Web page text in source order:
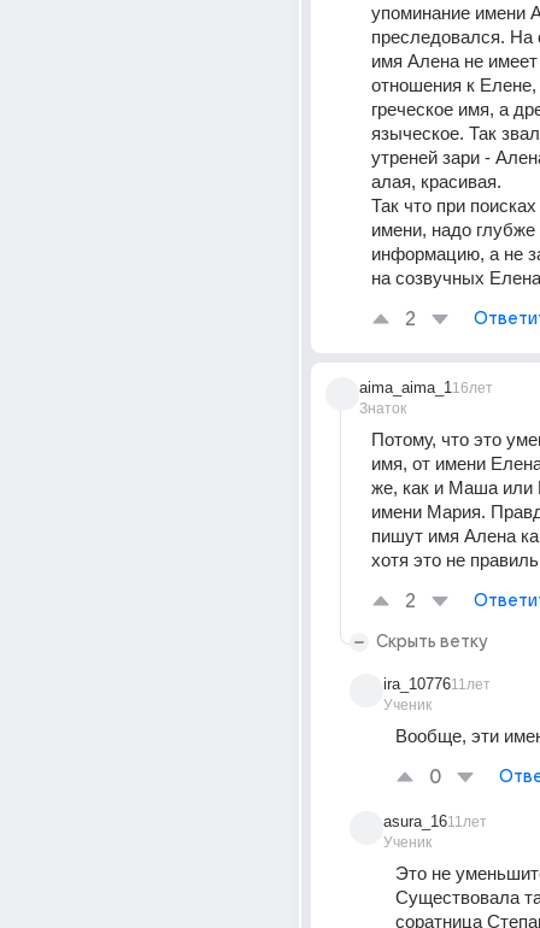
упоминание имени
преследовался.
имя Алена не имеет
отношения к
греческое имя, а
языческое. Так
утреней зари -
алая, красивая.
Так что при
имени, надо глубже
информацию, а не
на созвучных
2
aima_aima_1
Знаток
16лет
Потому, что это
имя, от имени
же, как и Маша или
имени Мария.
пишут имя Алена
хотя это не
2
Скрыть ветку
ira_10776
Ученик
11лет
Вообще, эти
0
asura_16
Ученик
11лет
Это не
Существовала
соратница